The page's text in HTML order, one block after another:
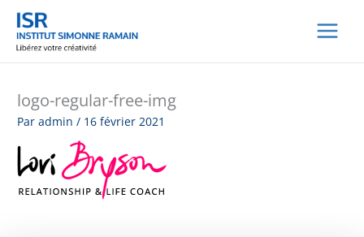
Aller
contenu
logo-regular-free-img
Paradmin/ 16 février 2021